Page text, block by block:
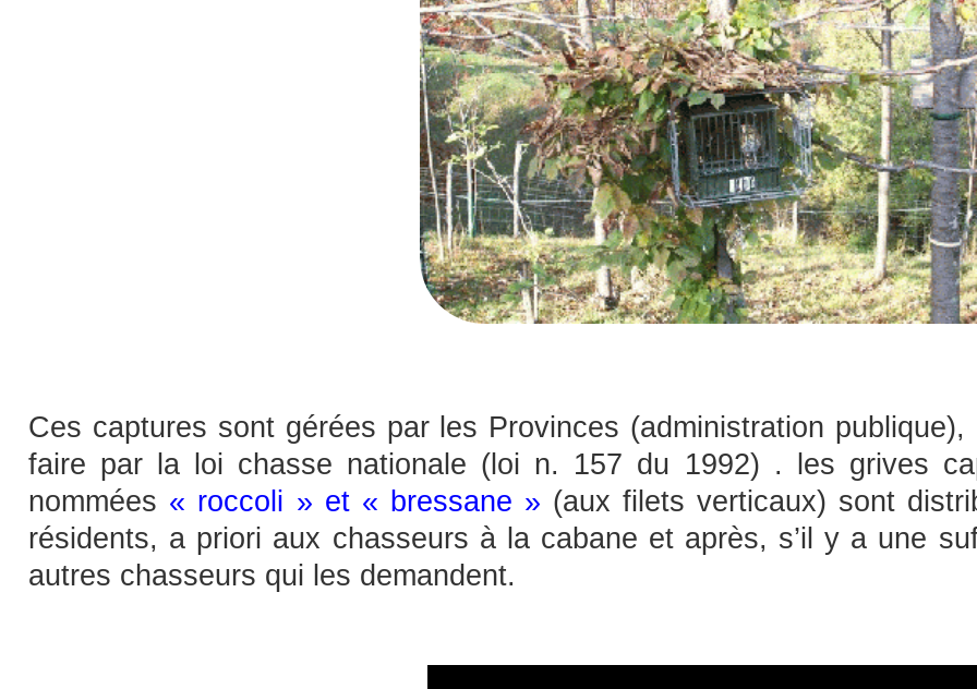
Ces captures sont gérées par les Provinces (administration
faire par la loi chasse nationale (loi n. 157 du 1992) . les grives
nommées « roccoli » et « bressane » (aux filets verticaux) sont
résidents, a priori aux chasseurs à la cabane et après, s’il y a une
autres chasseurs qui les demandent.